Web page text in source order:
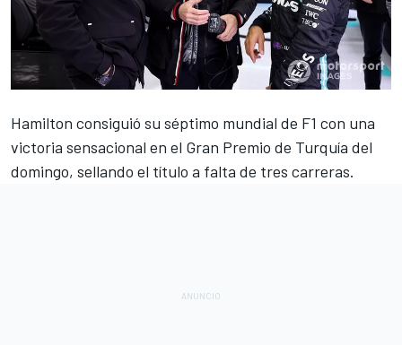
Hamilton consiguió su séptimo mundial de F1 con una
victoria sensacional en el Gran Premio de Turquía del
domingo, sellando el título a falta de tres carreras.